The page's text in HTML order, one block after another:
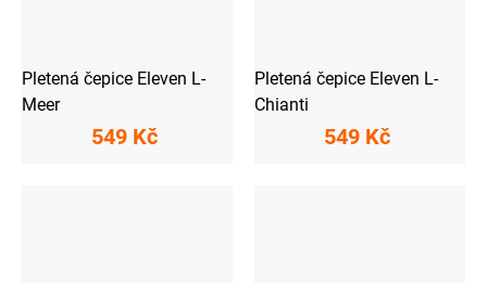
Pletená čepice Eleven L-
Meer
549 Kč
Pletená čepice Eleven L-
Chianti
549 Kč